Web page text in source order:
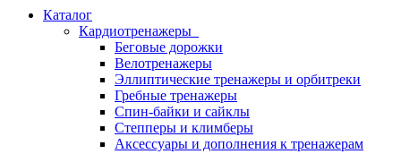
Каталог
Кардиотренажеры
Беговые дорожки
Велотренажеры
Эллиптические тренажеры и орбитреки
Гребные тренажеры
Спин-байки и сайклы
Степперы и климберы
Аксессуары и дополнения к тренажерам